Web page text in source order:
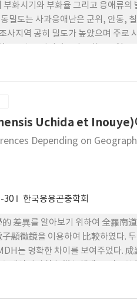
화시기와 부화율 그리고 응애류
밀도는 사과응애난은 군위, 안동,
사지역 공히 밀도가 높았으며 주로
과응애(Panonychus ulmi) 사과
Uchida et Inouye)
Depending on
30 한국응용곤충학회
差異를 알아보기 위하여 全羅南
顯徵鏡을 이용하여 比較하였다.
는 명확한 차이를 보여주었다.